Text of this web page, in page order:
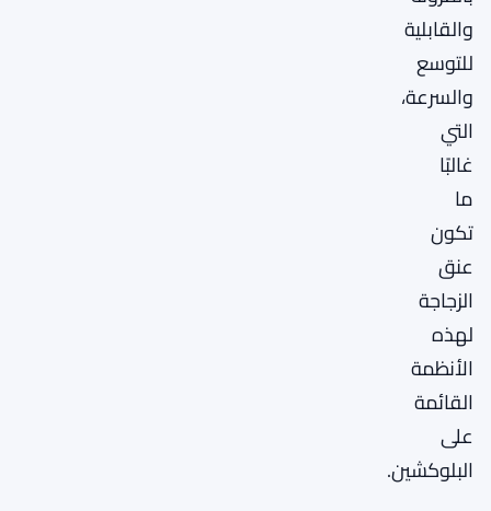
والقابلية
للتوسع
والسرعة،
التي
غالبًا
ما
تكون
عنق
الزجاجة
لهذه
الأنظمة
القائمة
على
البلوكشين.